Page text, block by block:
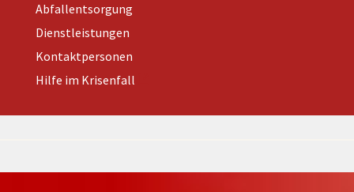
Abfallentsorgung
Dienstleistungen
Kontaktpersonen
Hilfe im Krisenfall